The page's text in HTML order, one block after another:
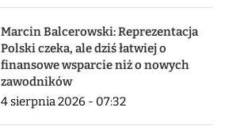
Marcin Balcerowski: Reprezentacja
Polski czeka, ale dziś łatwiej o
finansowe wsparcie niż o nowych
zawodników
4 sierpnia 2026 - 07:32